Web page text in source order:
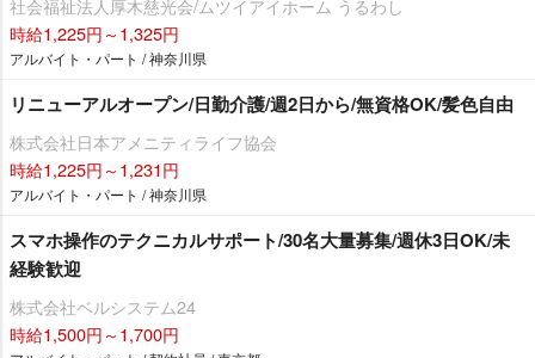
社会福祉法人厚木慈光会/ムツイアイホーム うるわし
時給1,225円～1,325円
アルバイト・パート / 神奈川県
リニューアルオープン/日勤介護/週2日から/無資格OK/髪色自由
株式会社日本アメニティライフ協会
時給1,225円～1,231円
アルバイト・パート / 神奈川県
スマホ操作のテクニカルサポート/30名大量募集/週休3日OK/未
経験歓迎
株式会社ベルシステム24
時給1,500円～1,700円